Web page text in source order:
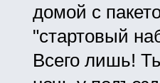
домой с
"стартовый
Всего лишь!